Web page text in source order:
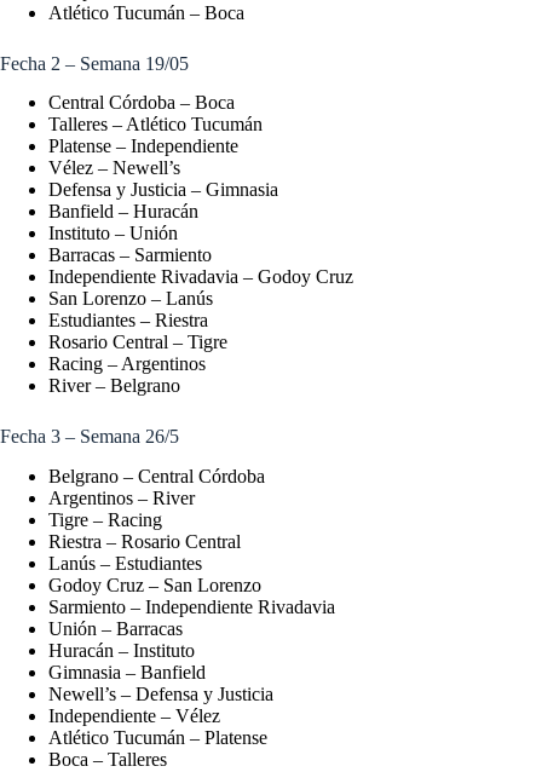
Atlético Tucumán – Boca
Fecha 2 – Semana 19/05
Central Córdoba – Boca
Talleres – Atlético Tucumán
Platense – Independiente
Vélez – Newell’s
Defensa y Justicia – Gimnasia
Banfield – Huracán
Instituto – Unión
Barracas – Sarmiento
Independiente Rivadavia – Godoy Cruz
San Lorenzo – Lanús
Estudiantes – Riestra
Rosario Central – Tigre
Racing – Argentinos
River – Belgrano
Fecha 3 – Semana 26/5
Belgrano – Central Córdoba
Argentinos – River
Tigre – Racing
Riestra – Rosario Central
Lanús – Estudiantes
Godoy Cruz – San Lorenzo
Sarmiento – Independiente Rivadavia
Unión – Barracas
Huracán – Instituto
Gimnasia – Banfield
Newell’s – Defensa y Justicia
Independiente – Vélez
Atlético Tucumán – Platense
Boca – Talleres